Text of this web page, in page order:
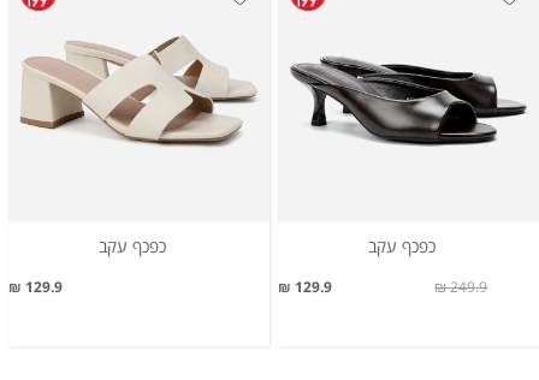
כפכף עקב
129.9 ₪ 249.9 ₪
כפכף עקב
129.9 ₪